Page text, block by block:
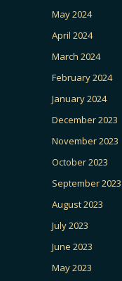
May 2024
April 2024
March 2024
February 2024
January 2024
December 2023
November 2023
October 2023
September 2023
August 2023
July 2023
June 2023
May 2023